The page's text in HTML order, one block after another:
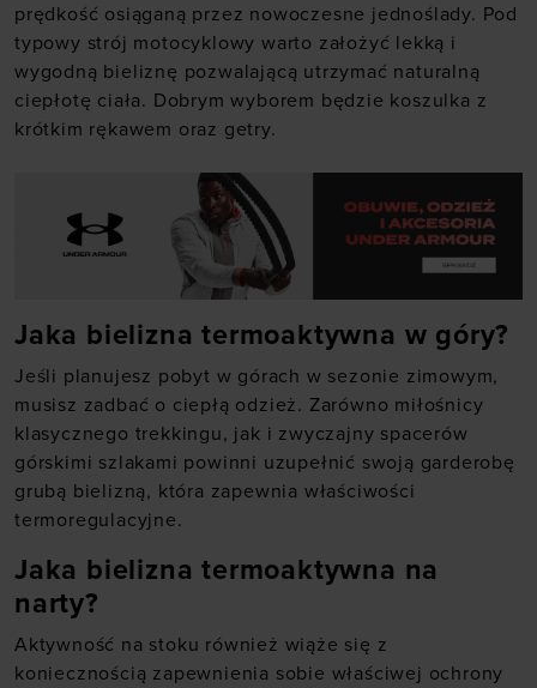
prędkość osiąganą przez nowoczesne jednoślady. Pod
typowy strój motocyklowy warto założyć lekką i
wygodną bieliznę pozwalającą utrzymać naturalną
ciepłotę ciała. Dobrym wyborem będzie koszulka z
krótkim rękawem oraz getry.
Jaka bielizna termoaktywna w góry?
Jeśli planujesz pobyt w górach w sezonie zimowym,
musisz zadbać o ciepłą odzież. Zarówno miłośnicy
klasycznego trekkingu, jak i zwyczajny spacerów
górskimi szlakami powinni uzupełnić swoją garderobę
grubą bielizną, która zapewnia właściwości
termoregulacyjne.
Jaka bielizna termoaktywna na
narty?
Aktywność na stoku również wiąże się z
koniecznością zapewnienia sobie właściwej ochrony